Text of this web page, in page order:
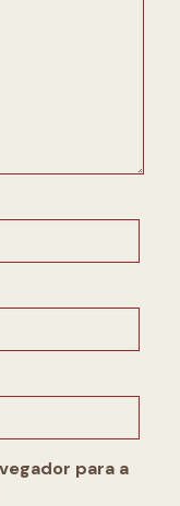
para a